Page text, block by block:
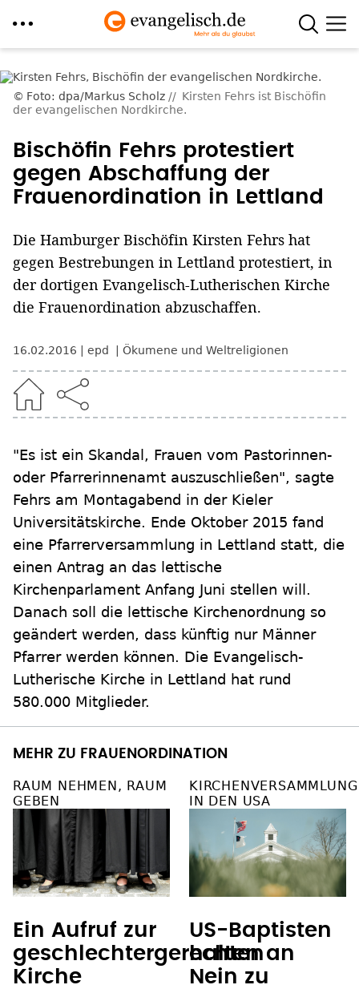
zum
InhaltFoto: dpa/Markus Scholz
Kirsten Fehrs ist Bischöfin
der evangelischen Nordkirche.
Bischöfin Fehrs protestiert
gegen Abschaffung der
Frauenordination in Lettland
Die Hamburger Bischöfin Kirsten Fehrs hat
gegen Bestrebungen in Lettland protestiert, in
der dortigen Evangelisch-Lutherischen Kirche
die Frauenordination abzuschaffen.
16.02.2016 epd Ökumene und Weltreligionen
"Es ist ein Skandal, Frauen vom Pastorinnen-
oder Pfarrerinnenamt auszuschließen", sagte
Fehrs am Montagabend in der Kieler
Universitätskirche. Ende Oktober 2015 fand
eine Pfarrerversammlung in Lettland statt, die
einen Antrag an das lettische
Kirchenparlament Anfang Juni stellen will.
Danach soll die lettische Kirchenordnung so
geändert werden, dass künftig nur Männer
Pfarrer werden können. Die Evangelisch-
Lutherische Kirche in Lettland hat rund
580.000 Mitglieder.
MEHR ZU FRAUENORDINATION
RAUM NEHMEN, RAUM
GEBEN
Ein Aufruf zur
geschlechtergerechten
Kirche
KIRCHENVERSAMMLUNG
IN DEN USA
US-Baptisten
halten an
Nein zu